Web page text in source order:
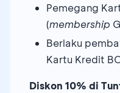
Pemegang
(membership
Berlaku
Kartu Kredit
Diskon 10% di